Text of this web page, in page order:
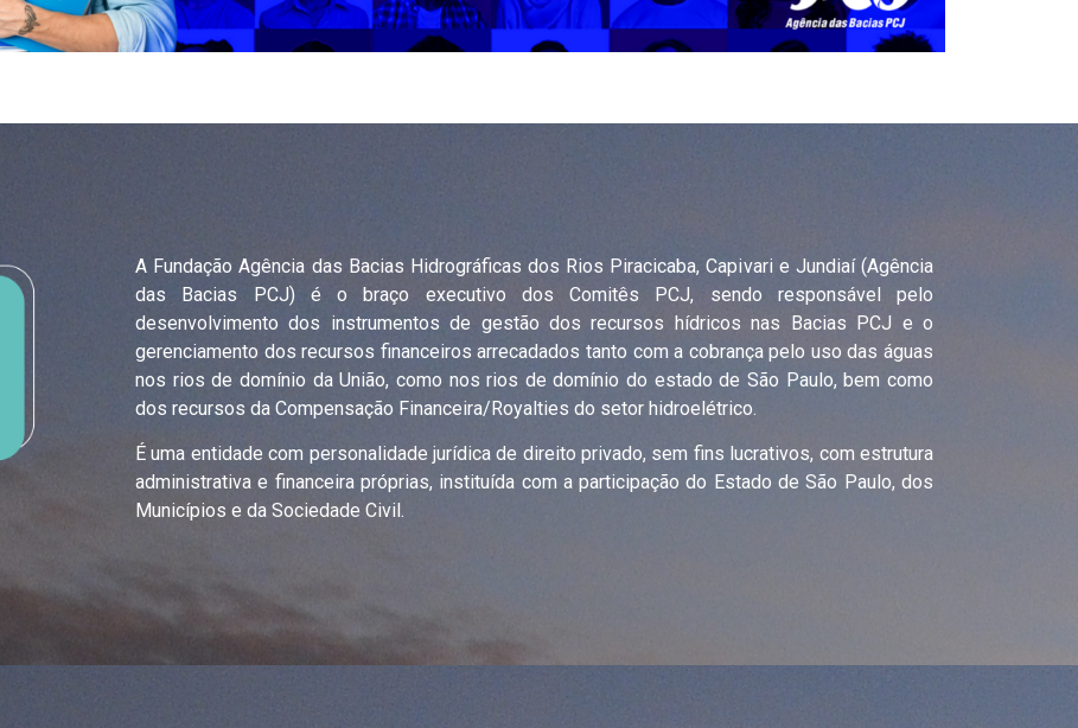
A Fundação Agência das Bacias Hidrográficas dos Rios Piracicaba, Capivari e Jundiaí (Agência
das Bacias PCJ) é o braço executivo dos Comitês PCJ, sendo responsável pelo
desenvolvimento dos instrumentos de gestão dos recursos hídricos nas Bacias PCJ e o
gerenciamento dos recursos financeiros arrecadados tanto com a cobrança pelo uso das águas
nos rios de domínio da União, como nos rios de domínio do estado de São Paulo, bem como
dos recursos da Compensação Financeira/Royalties do setor hidroelétrico.
É uma entidade com personalidade jurídica de direito privado, sem fins lucrativos, com estrutura
administrativa e financeira próprias, instituída com a participação do Estado de São Paulo, dos
Municípios e da Sociedade Civil.